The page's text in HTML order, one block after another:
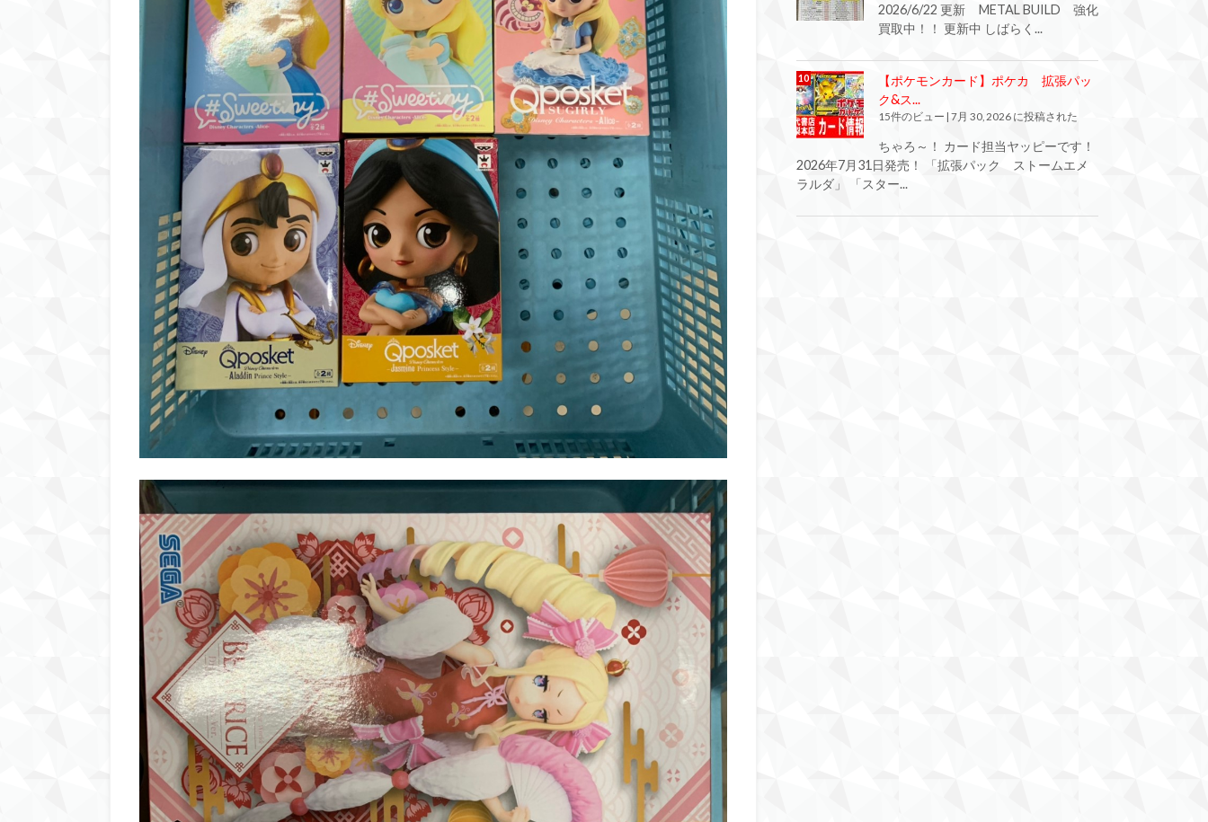
2026/6/22 更新 METAL BUILD 強化
買取中！！ 更新中 しばらく...
【ポケモンカード】ポケカ 拡張パッ
ク&ス...
15件のビュー | 7月 30, 2026 に投稿された
ちゃろ～！ カード担当ヤッピーです！
2026年7月31日発売！ 「拡張パック ストームエメ
ラルダ」 「スター...